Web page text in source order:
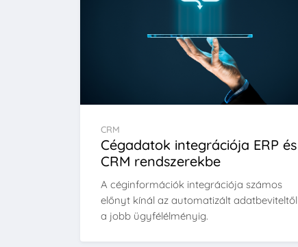
CRM
Cégadatok integrációja ERP és
CRM rendszerekbe
A céginformációk integrációja számos
előnyt kínál az automatizált adatbeviteltől
a jobb ügyfélélményig.